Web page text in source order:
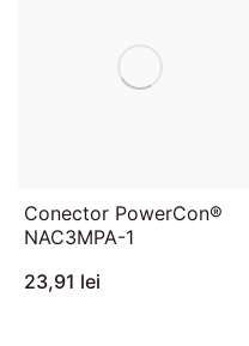
Conector PowerCon®
NAC3MPA-1
23,91 lei